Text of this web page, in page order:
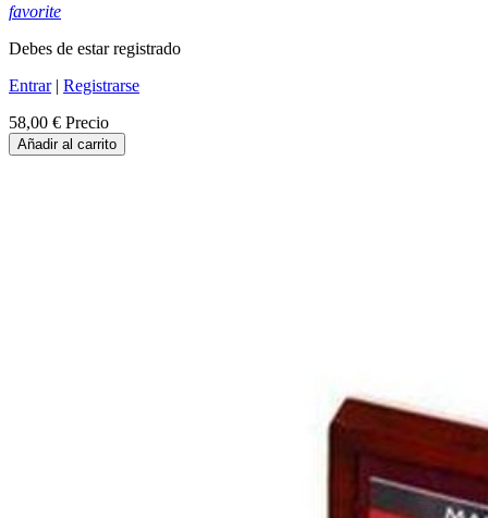
favorite
Debes de estar registrado
Entrar| Registrarse
58,00 € Precio
Añadir al carrito